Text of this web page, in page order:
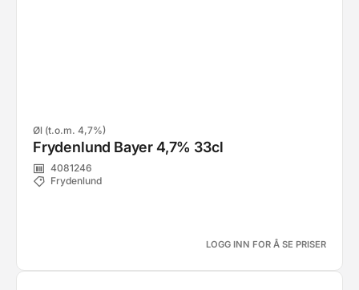
Øl (t.o.m. 4,7%)
Frydenlund Bayer 4,7% 33cl
4081246
Frydenlund
LOGG INN FOR Å SE PRISER